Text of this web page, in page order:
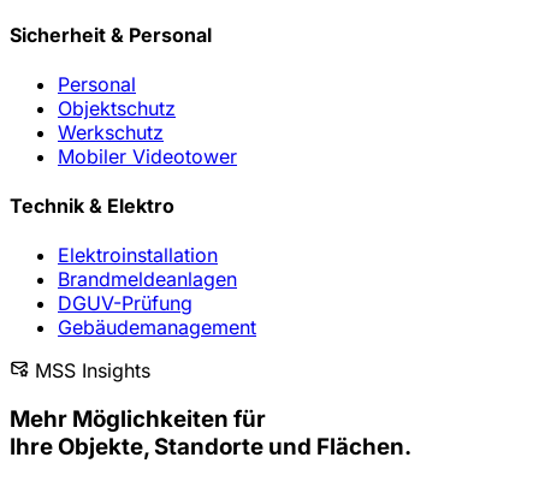
Sicherheit & Personal
Personal
Objektschutz
Werkschutz
Mobiler Videotower
Technik & Elektro
Elektroinstallation
Brandmeldeanlagen
DGUV-Prüfung
Gebäudemanagement
MSS Insights
Mehr Möglichkeiten für
Ihre Objekte, Standorte und Flächen.